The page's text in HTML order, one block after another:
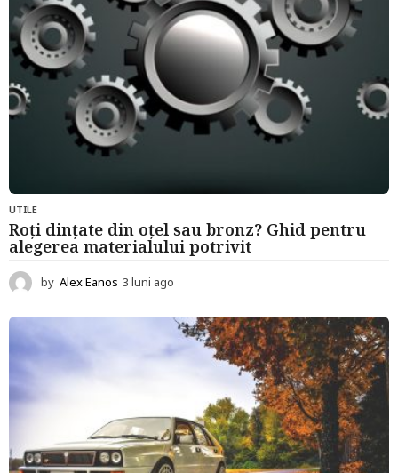
UTILE
Roți dințate din oțel sau bronz? Ghid pentru
alegerea materialului potrivit
by Alex Eanos 3 luni ago
u
n